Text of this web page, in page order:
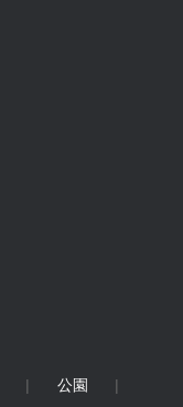
公園